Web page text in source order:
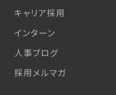
キャリア採用
インターン
人事ブログ
採用メルマガ